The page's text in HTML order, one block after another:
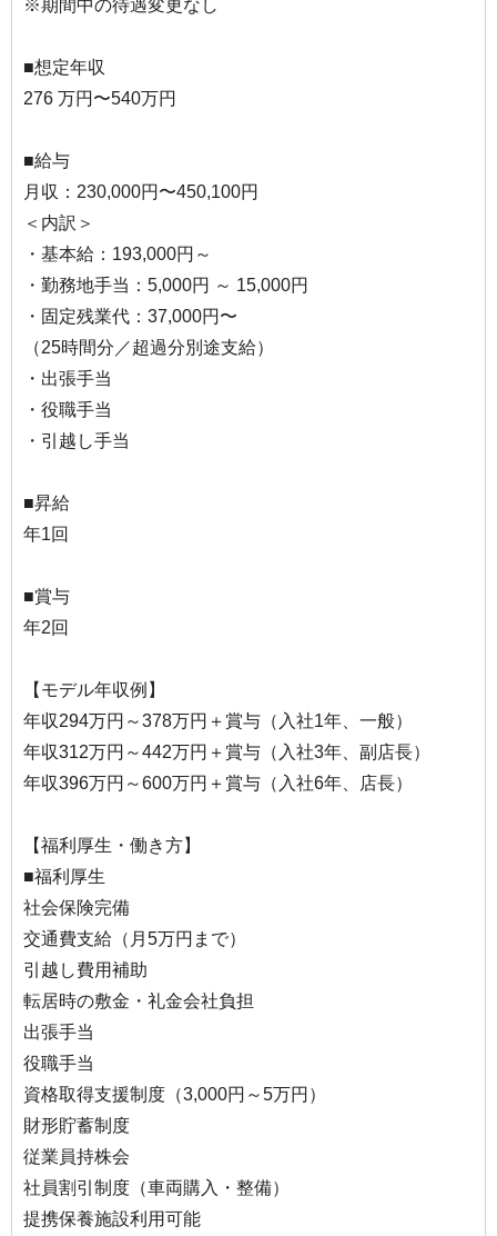
※期間中の待遇変更なし
■想定年収
276 万円〜540万円
■給与
月収：230,000円〜450,100円
＜内訳＞
・基本給：193,000円～
・勤務地手当：5,000円 ～ 15,000円
・固定残業代：37,000円〜
（25時間分／超過分別途支給）
・出張手当
・役職手当
・引越し手当
■昇給
年1回
■賞与
年2回
【モデル年収例】
年収294万円～378万円＋賞与（入社1年、一般）
年収312万円～442万円＋賞与（入社3年、副店長）
年収396万円～600万円＋賞与（入社6年、店長）
【福利厚生・働き方】
■福利厚生
社会保険完備
交通費支給（月5万円まで）
引越し費用補助
転居時の敷金・礼金会社負担
出張手当
役職手当
資格取得支援制度（3,000円～5万円）
財形貯蓄制度
従業員持株会
社員割引制度（車両購入・整備）
提携保養施設利用可能